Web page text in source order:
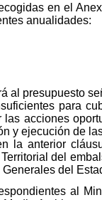
en el
anualidades:
al presupuesto
para
acciones
y ejecución de
la anterior
del
del
al